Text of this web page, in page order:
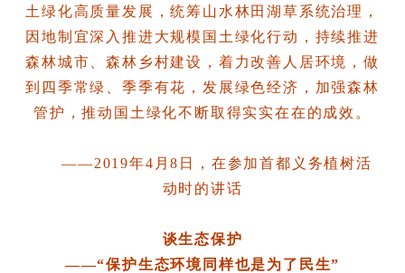
土绿化高质量发展，统筹山水林田湖草系统治理，
因地制宜深入推进大规模国土绿化行动，持续推进
森林城市、森林乡村建设，着力改善人居环境，做
到四季常绿、季季有花，发展绿色经济，加强森林
管护，推动国土绿化不断取得实实在在的成效。
——2019年4月8日，在参加首都义务植树活
动时的讲话
谈生态保护
——“保护生态环境同样也是为了民生”